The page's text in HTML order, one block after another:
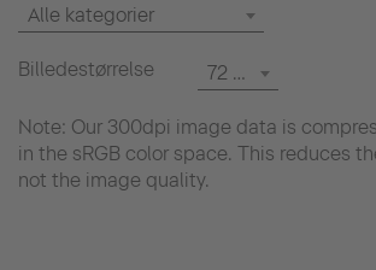
Alle kategorier
Billedestørrelse 72 dpi
Note: Our 300dpi image data is
in the sRGB color space. This reduces
not the image quality.